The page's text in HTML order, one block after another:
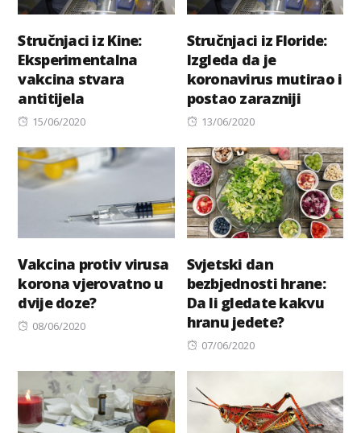
Stručnjaci iz Kine:
Eksperimentalna
vakcina stvara
antitijela
Posted
15/06/2020
Stručnjaci iz Floride:
Izgleda da je
koronavirus mutirao i
postao zarazniji
Posted
13/06/2020
Vakcina protiv virusa
korona vjerovatno u
dvije doze?
Posted
08/06/2020
Svjetski dan
bezbjednosti hrane:
Da li gledate kakvu
hranu jedete?
Posted
07/06/2020